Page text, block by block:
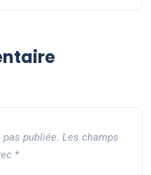
publiée. Les champs
*